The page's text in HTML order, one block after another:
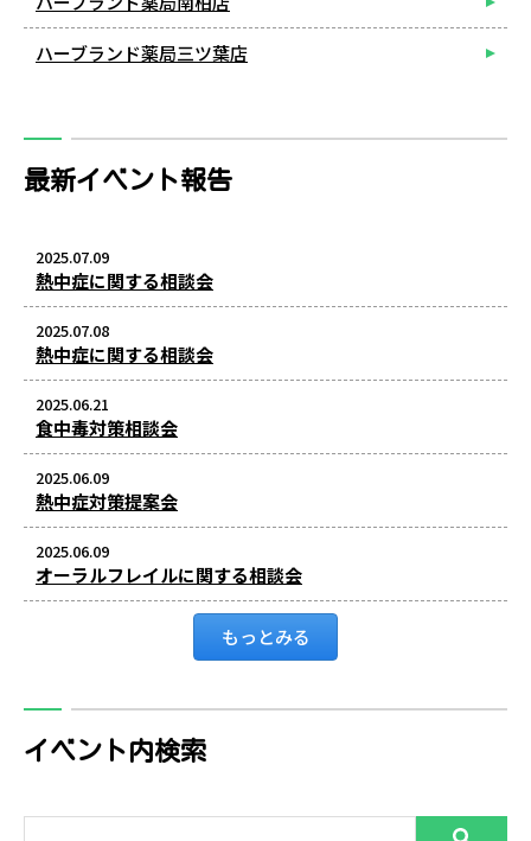
ハーブランド薬局三ツ葉店
最新イベント報告
2025.07.09
熱中症に関する相談会
2025.07.08
熱中症に関する相談会
2025.06.21
食中毒対策相談会
2025.06.09
熱中症対策提案会
2025.06.09
オーラルフレイルに関する相談会
もっとみる
イベント内検索